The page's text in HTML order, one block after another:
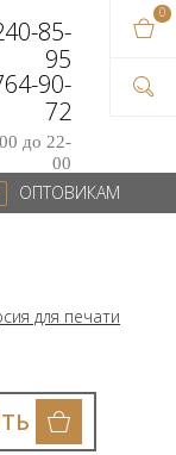
85-
95
90-
72
до 22-
00
ОПТОВИКАМ
для печати
0
В
на